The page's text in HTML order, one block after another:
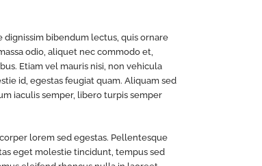
dignissim bibendum lectus, quis ornare
odio, aliquet nec commodo et,
Etiam vel mauris nisi, non vehicula
id, egestas feugiat quam. Aliquam sed
iaculis semper, libero turpis semper
lorem sed egestas. Pellentesque
eget molestie tincidunt, tempus sed